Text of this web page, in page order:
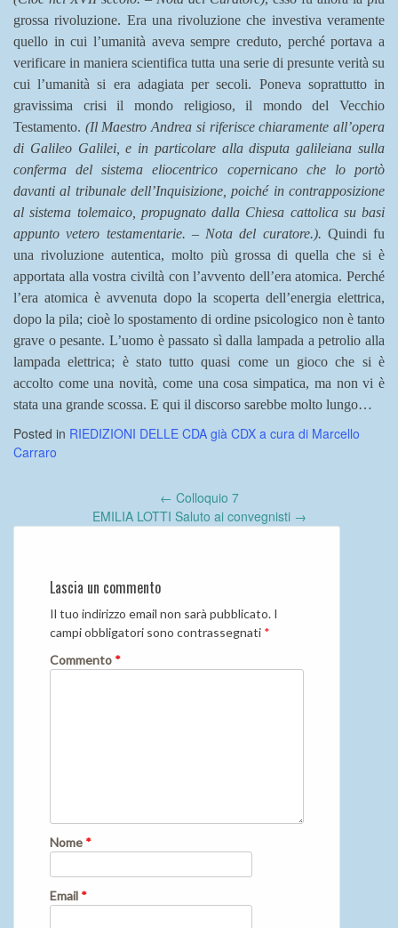
grossa rivoluzione. Era una rivoluzione che investiva veramente
quello in cui l’umanità aveva sempre creduto, perché portava a
verificare in maniera scientifica tutta una serie di presunte verità su
cui l’umanità si era adagiata per secoli. Poneva soprattutto in
gravissima crisi il mondo religioso, il mondo del Vecchio
Testamento. (Il Maestro Andrea si riferisce chiaramente all’opera
di Galileo Galilei, e in particolare alla disputa galileiana sulla
conferma del sistema eliocentrico copernicano che lo portò
davanti al tribunale dell’Inquisizione, poiché in contrapposizione
al sistema tolemaico, propugnato dalla Chiesa cattolica su basi
appunto vetero testamentarie. – Nota del curatore.). Quindi fu
una rivoluzione autentica, molto più grossa di quella che si è
apportata alla vostra civiltà con l’avvento dell’era atomica. Perché
l’era atomica è avvenuta dopo la scoperta dell’energia elettrica,
dopo la pila; cioè lo spostamento di ordine psicologico non è tanto
grave o pesante. L’uomo è passato sì dalla lampada a petrolio alla
lampada elettrica; è stato tutto quasi come un gioco che si è
accolto come una novità, come una cosa simpatica, ma non vi è
stata una grande scossa. E qui il discorso sarebbe molto lungo…
Posted in RIEDIZIONI DELLE CDA già CDX a cura di Marcello
Carraro
← Colloquio 7
EMILIA LOTTI Saluto ai convegnisti →
Lascia un commento
Il tuo indirizzo email non sarà pubblicato. I
campi obbligatori sono contrassegnati *
Commento *
Nome *
Email *